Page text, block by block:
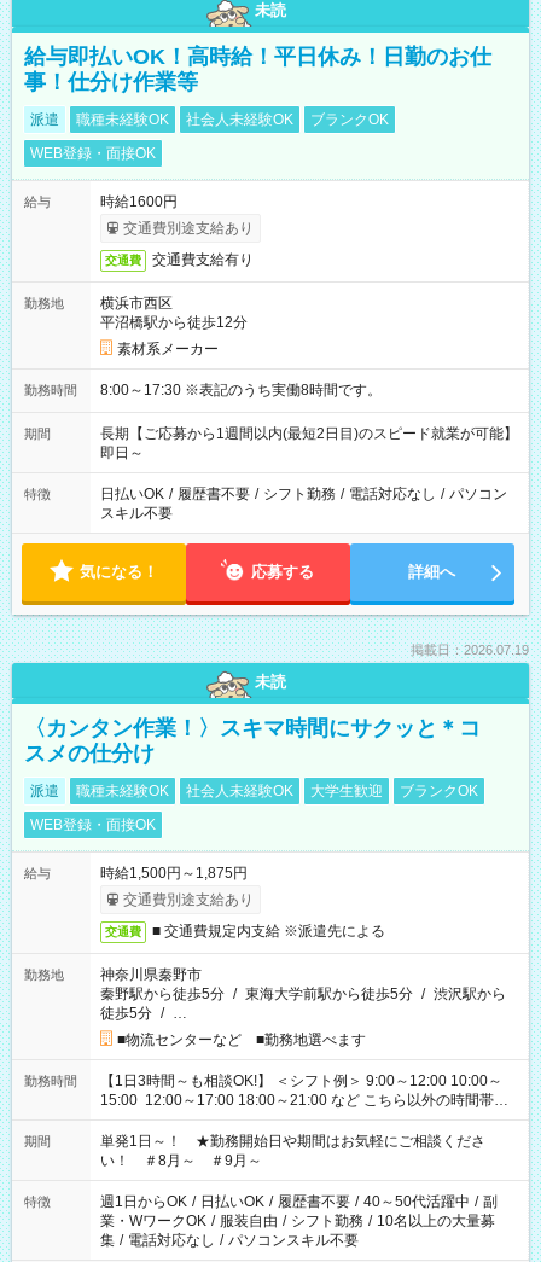
未読
給与即払いOK！高時給！平日休み！日勤のお仕
事！仕分け作業等
派遣 職種未経験OK 社会人未経験OK
ブランクOK
WEB登録・面接OK
給与
時給1600円
交通費別途支給あり
交通費 交通費支給有り
勤務地
横浜市西区
平沼橋駅から徒歩12分
素材系メーカー
勤務時間 8:00～17:30 ※表記のうち実働8時間です。
期間
長期【ご応募から1週間以内(最短2日目)のスピード就業が可能】
即日～
特徴 日払いOK / 履歴書不要 / シフト勤務 / 電話対応なし / パソコン
スキル不要
気になる！ 応募する 詳細へ
掲載日：2026.07.19
未読
〈カンタン作業！〉スキマ時間にサクッと＊コ
スメの仕分け
派遣 職種未経験OK 社会人未経験OK 大学生歓迎
ブランクOK
WEB登録・面接OK
給与
時給1,500円～1,875円
交通費別途支給あり
交通費 ■ 交通費規定内支給 ※派遣先による
勤務地
神奈川県秦野市
秦野駅から徒歩5分 / 東海大学前駅から徒歩5分 / 渋沢駅から
徒歩5分 / …
■物流センターなど ■勤務地選べます
勤務時間
【1日3時間～も相談OK!】 ＜シフト例＞ 9:00～12:00 10:00～
15:00 12:00～17:00 18:00～21:00 など こちら以外の時間帯も
お気軽にご相談ください！
期間
単発1日～！ ★勤務開始日や期間はお気軽にご相談くださ
い！ ＃8月～ ＃9月～
特徴 週1日からOK / 日払いOK / 履歴書不要 / 40～50代活躍中 / 副
業・WワークOK / 服装自由 / シフト勤務 / 10名以上の大量募
集 / 電話対応なし / パソコンスキル不要